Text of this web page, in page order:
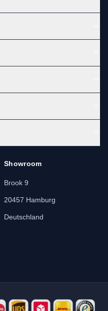
Showroom
Brook 9
20457 Hamburg
Deutschland